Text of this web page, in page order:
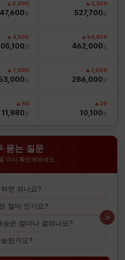
5,800
원
2,200
527,700원
4,500
원
54,500
462,000원
1,000
원
1,000
286,000원
50
11,980원
20
10,100원
묻는 질문
미리 확인해보세요.
>
면 되나요?
얼마 인가요?
송은 얼마나 걸리나요?
한가요?